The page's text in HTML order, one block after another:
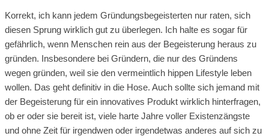
Korrekt, ich kann jedem Gründungsbegeisterten nur raten, sich
diesen Sprung wirklich gut zu überlegen. Ich halte es sogar für
gefährlich, wenn Menschen rein aus der Begeisterung heraus zu
gründen. Insbesondere bei Gründern, die nur des Gründens
wegen gründen, weil sie den vermeintlich hippen Lifestyle leben
wollen. Das geht definitiv in die Hose. Auch sollte sich jemand mit
der Begeisterung für ein innovatives Produkt wirklich hinterfragen,
ob er oder sie bereit ist, viele harte Jahre voller Existenzängste
und ohne Zeit für irgendwen oder irgendetwas anderes auf sich zu